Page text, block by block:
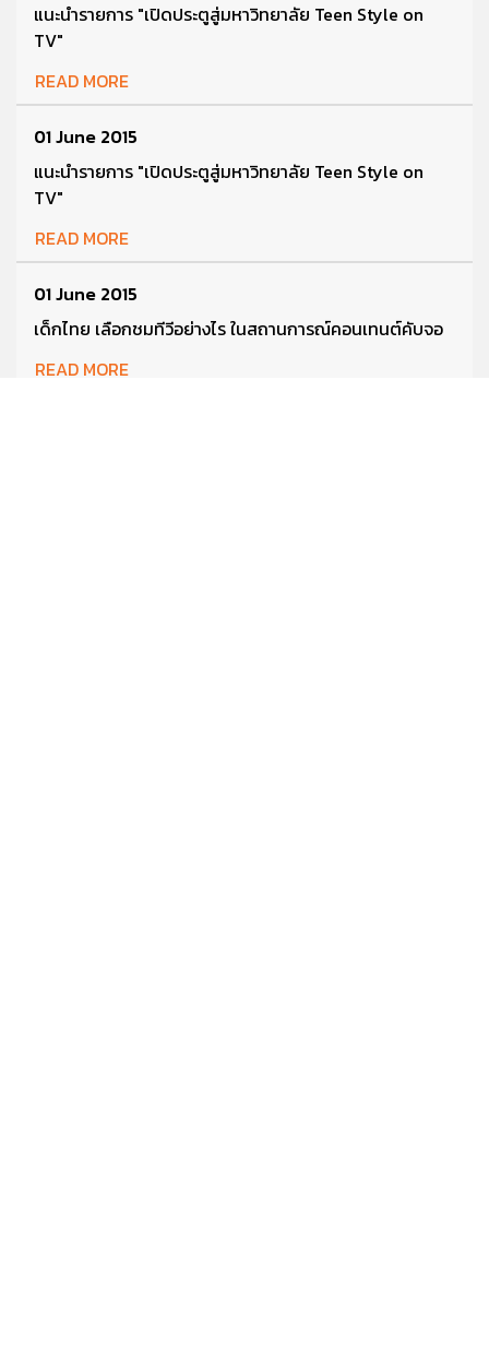
แนะนำรายการ "เปิดประตูสู่มหาวิทยาลัย Teen Style on
TV"
READ MORE
01 June 2015
แนะนำรายการ "เปิดประตูสู่มหาวิทยาลัย Teen Style on
TV"
READ MORE
01 June 2015
เด็กไทย เลือกชมทีวีอย่างไร ในสถานการณ์คอนเทนต์คับจอ
READ MORE